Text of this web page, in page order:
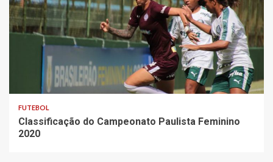
FUTEBOL
Classificação do Campeonato Paulista Feminino
2020